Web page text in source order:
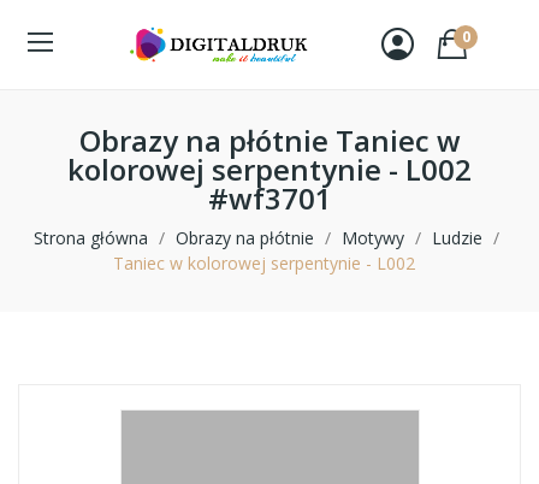
0
Obrazy na płótnie Taniec w
kolorowej serpentynie - L002
#wf3701
Strona główna Obrazy na płótnie Motywy
Ludzie
Taniec w kolorowej serpentynie - L002